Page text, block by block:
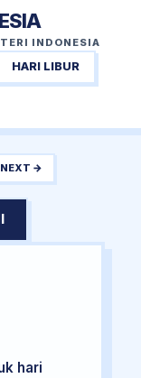
INDONESIA
HARI LIBUR
NEXT →
hari